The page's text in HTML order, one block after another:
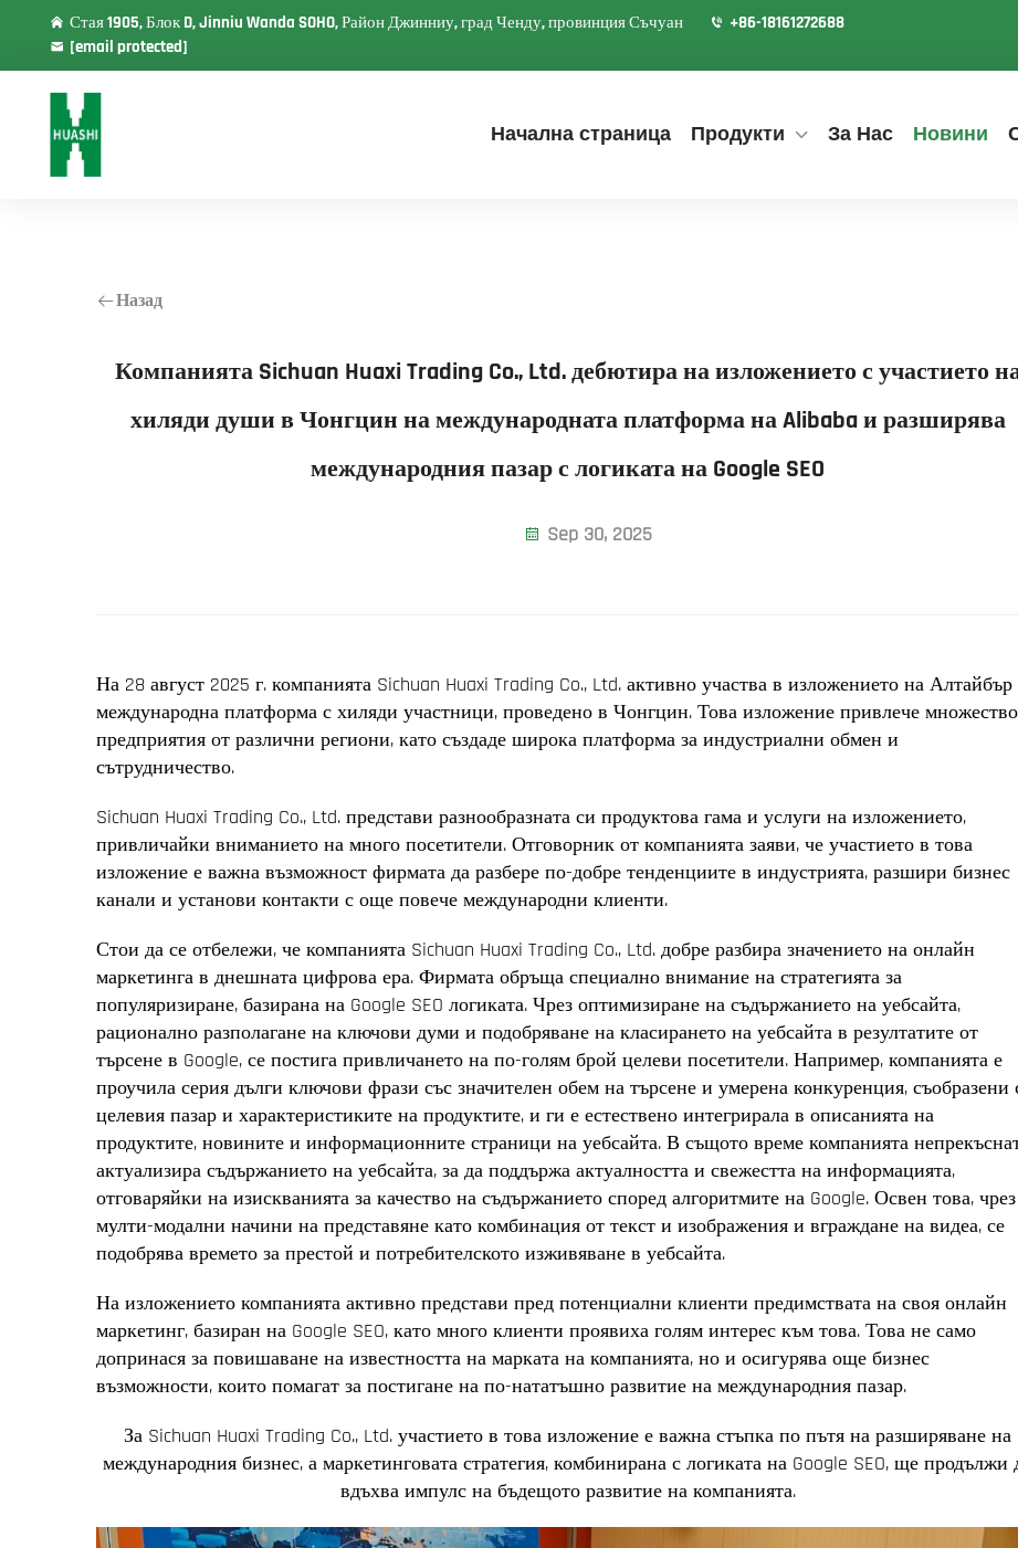
Стая 1905, Блок D, Jinniu Wanda SOHO, Район Джинниу, град Ченду, провинция Съчуан
+86-18161272688
[email protected]
Начална страница Продукти За Нас Новини
Назад
Компанията Sichuan Huaxi Trading Co., Ltd. дебютира на изложението с участието
хиляди души в Чонгцин на международната платформа на Alibaba и разширява
международния пазар с логиката на Google SEO
Sep 30, 2025
На 28 август 2025 г. компанията Sichuan Huaxi Trading Co., Ltd. активно участва в изложението на Алтайбър
международна платформа с хиляди участници, проведено в Чонгцин. Това изложение привлече множество
предприятия от различни региони, като създаде широка платформа за индустриални обмен и
сътрудничество.
Sichuan Huaxi Trading Co., Ltd. представи разнообразната си продуктова гама и услуги на изложението,
привличайки вниманието на много посетители. Отговорник от компанията заяви, че участието в това
изложение е важна възможност фирмата да разбере по-добре тенденциите в индустрията, разшири бизнес
канали и установи контакти с още повече международни клиенти.
Стои да се отбележи, че компанията Sichuan Huaxi Trading Co., Ltd. добре разбира значението на онлайн
маркетинга в днешната цифрова ера. Фирмата обръща специално внимание на стратегията за
популяризиране, базирана на Google SEO логиката. Чрез оптимизиране на съдържанието на уебсайта,
рационално разполагане на ключови думи и подобряване на класирането на уебсайта в резултатите от
търсене в Google, се постига привличането на по-голям брой целеви посетители. Например, компанията е
проучила серия дълги ключови фрази със значителен обем на търсене и умерена конкуренция, съобразени
целевия пазар и характеристиките на продуктите, и ги е естествено интегрирала в описанията на
продуктите, новините и информационните страници на уебсайта. В същото време компанията
актуализира съдържанието на уебсайта, за да поддържа актуалността и свежестта на информацията,
отговаряйки на изискванията за качество на съдържанието според алгоритмите на Google. Освен това, чрез
мулти-модални начини на представяне като комбинация от текст и изображения и вграждане на видеа, се
подобрява времето за престой и потребителското изживяване в уебсайта.
На изложението компанията активно представи пред потенциални клиенти предимствата на своя онлайн
маркетинг, базиран на Google SEO, като много клиенти проявиха голям интерес към това. Това не само
допринася за повишаване на известността на марката на компанията, но и осигурява още бизнес
възможности, които помагат за постигане на по-нататъшно развитие на международния пазар.
За Sichuan Huaxi Trading Co., Ltd. участието в това изложение е важна стъпка по пътя на разширяване на
международния бизнес, а маркетинговата стратегия, комбинирана с логиката на Google SEO, ще продължи
вдъхва импулс на бъдещото развитие на компанията.